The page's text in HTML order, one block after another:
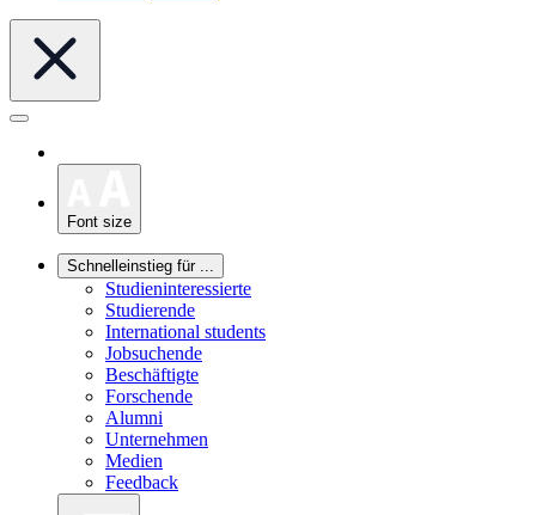
Font size
Schnelleinstieg für ...
Studieninteressierte
Studierende
International students
Jobsuchende
Beschäftigte
Forschende
Alumni
Unternehmen
Medien
Feedback